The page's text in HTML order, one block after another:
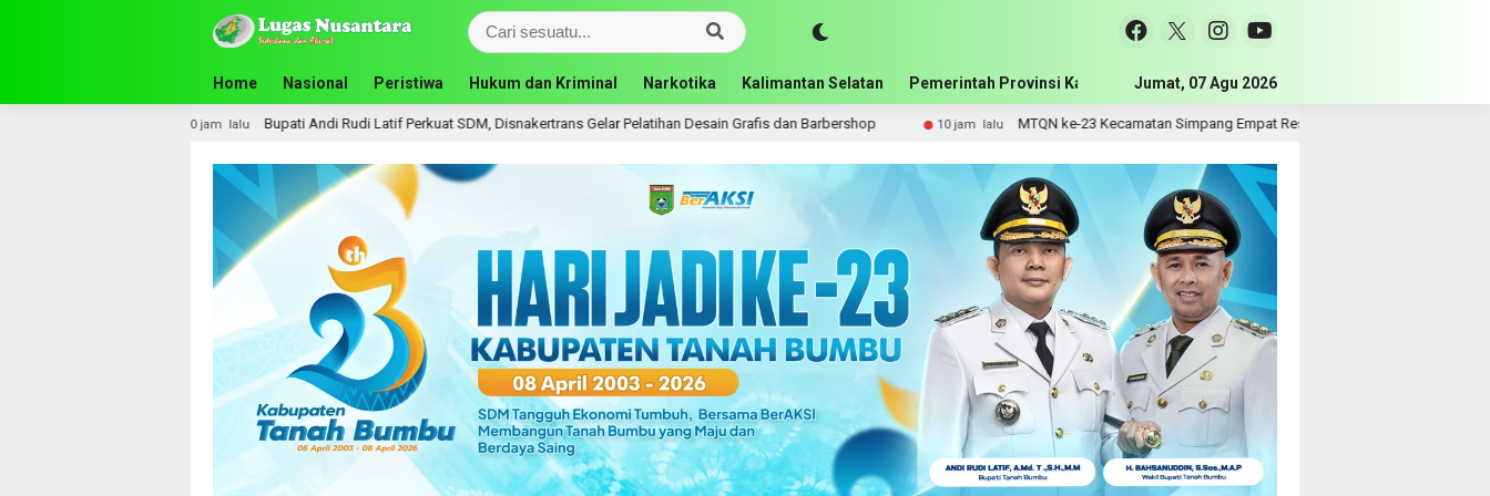
Home Nasional Peristiwa Hukum dan Kriminal Narkotika Kalimantan Selatan Pemerintah Provinsi Kalimantan Selatan Pemerintah Kabupaten Tanah
Jumat, 07 Agu 2026
Bupati Andi Rudi Latif Perkuat SDM, Disnakertrans Gelar Pelatihan Desain Grafis dan Barbershop 10 jam lalu MTQN ke-23 Kecamatan Simpang Empat Resmi Dibuka, Bupati Dorong Lahirnya